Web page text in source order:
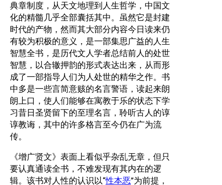
典章制度，从天文地理到人生哲学，中国文
化的精髓几乎全部囊括其中。虽然它是封建
时代的产物，然而其大部分内容今日读来仍
有较为积极的意义，是一部集思广益的人生
智慧全书，是历代文人学者总结前人的处世
智慧，以合辙押韵的形式表达出来，从而形
成了一部指导人们为人处世的精华之作。书
中多是一些言简意赅的名言警语，读起来朗
朗上口，使人们能够在寓教于乐的状态下学
习昔日圣贤留下的至理名言，聆听古人的谆
谆教诲，其中的许多格言至今仍在广为流
传。
《增广贤文》表面上看似乎杂乱无章，但只
要认真通读全书，不难发现有其内在的逻
辑。该书对人性的认识以“性本恶”为前提，